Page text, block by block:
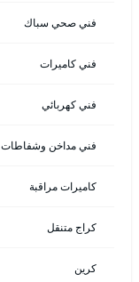
فني صحي سباك
فني كاميرات
فني كهربائي
فني مداخن وشفاطات
كاميرات مراقبة
كراج متنقل
كرين